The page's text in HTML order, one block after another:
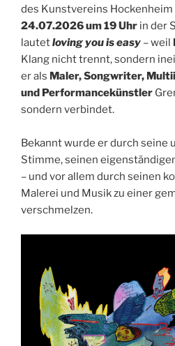
des Kunstvereins Hockenheim
24.07.2026 um 19 Uhr in der
lautetloving you is easy – weil
Klang nicht trennt, sondern
er als Maler, Songwriter,
und Performancekünstler
sondern verbindet.
Bekannt wurde er durch seine
Stimme, seinen
– und vor allem durch seinen
Malerei und Musik zu einer
verschmelzen.